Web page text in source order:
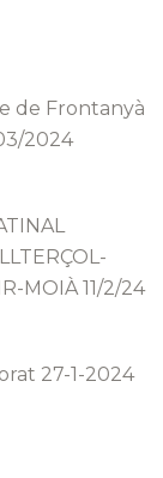
de Frontanyà
2024
MOIÀ 11/2/24
27-1-2024